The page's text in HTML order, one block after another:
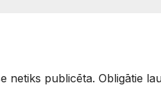
netiks publicēta. Obligātie